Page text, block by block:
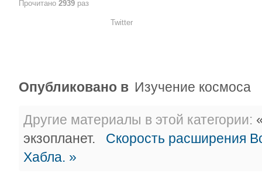
Прочитано 2939 раз
Twitter
Опубликовано в Изучение космоса
Другие материалы в этой категории:
экзопланет.
Скорость расширения
Хабла. »